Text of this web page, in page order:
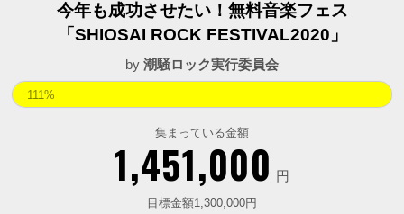
今年も成功させたい！無料音楽フェス
「SHIOSAI ROCK FESTIVAL2020」
by 潮騒ロック実行委員会
集まっている金額
1,451,000 円
111%
目標金額1,300,000円